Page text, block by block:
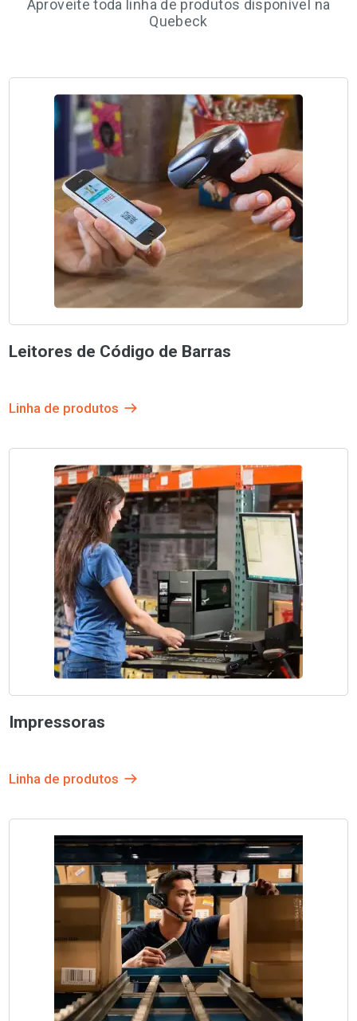
Aproveite toda linha de produtos disponível na
Quebeck
Leitores de Código de Barras
Linha de produtos
Impressoras
Linha de produtos